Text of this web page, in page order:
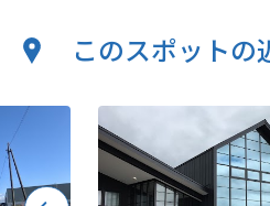
このスポットの